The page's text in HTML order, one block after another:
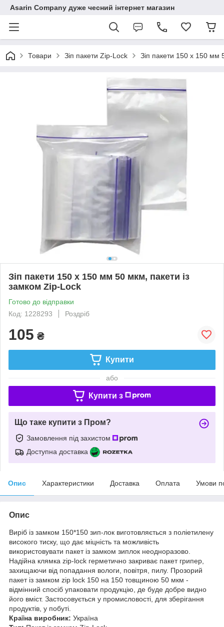
Asarin Company дуже чесний інтернет магазин
Товари Зіп пакети Zip-Lock Зіп пакети 150 х 150 мм
Зіп пакети 150 х 150 мм 50 мкм, пакети із
замком Zip-Lock
Готово до відправки
Код: 1228293
Роздріб
105 ₴
Купити
або
Купити з
Що таке купити з Пром?
Замовлення під захистом
Доступна доставка
Опис Характеристики Доставка Оплата Умови
Опис
Виріб із замком 150*150 зип-лок виготовляється з поліетилену
високого тиску, що дає міцність та можливість
використовувати пакет із замком зиплок неодноразово.
Надійна клямка zip-lock герметично закриває пакет грипер,
захищаючи від попадання вологи, повітря, пилу. Прозорий
пакет із замком zip lock 150 на 150 товщиною 50 мкм -
відмінний спосіб упаковати продукцію, де буде добре видно
його вміст. Застосовується у промисловості, для зберігання
продуктів, у побуті.
Країна виробник: Україна